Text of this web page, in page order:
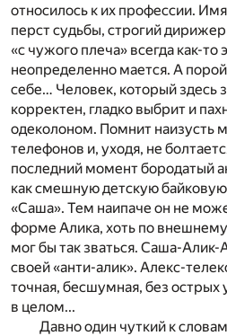
относилось к их профессии.
перст судьбы, строгий
«с чужого плеча» всегда как-
неопределенно мается. А
себе… Человек, который здесь
корректен, гладко выбрит и
одеколоном. Помнит наизусть
телефонов и, уходя, не
последний момент бородатый
как смешную детскую байковую
«Саша». Тем наипаче он не
форме Алика, хоть по
мог бы так зваться. Саша-Алик-
своей «анти-алик». Алекс-
точная, бесшумная, без острых
в целом...
Давно один чуткий к